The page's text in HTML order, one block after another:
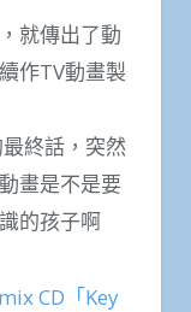
就傳出了動
作TV動畫製
終話，突然
畫是不是要
的孩子啊
CD「Key